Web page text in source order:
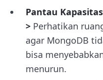
Pantau
> Perhatikan
agar MongoDB
bisa
menurun.